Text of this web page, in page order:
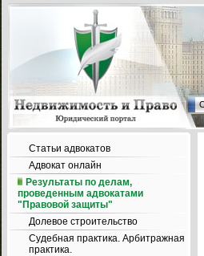
Статьи адвокатов
Адвокат онлайн
Результаты по делам,
проведенным адвокатами
"Правовой защиты"
Долевое строительство
Судебная практика. Арбитражная
практика.